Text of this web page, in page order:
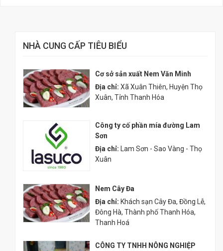
NHÀ CUNG CẤP TIÊU BIỂU
Cơ sở sản xuất Nem Văn Minh
Địa chỉ: Xã Xuân Thiên, Huyện Thọ
Xuân, Tỉnh Thanh Hóa
Công ty cố phần mía đường Lam
Sơn
Địa chỉ:
Lam Sơn - Sao Vàng - Thọ
Xuân
Nem Cây Đa
Địa chỉ: Khách sạn Cây Đa, Đồng Lễ,
Đông Hà, Thành phố Thanh Hóa,
Thanh Hoá
CÔNG TY TNHH NÔNG NGHIỆP